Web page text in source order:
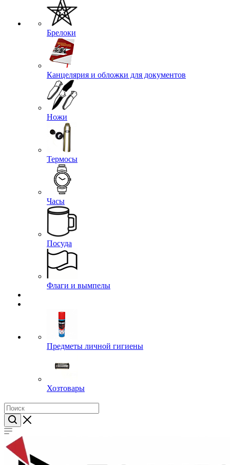
Брелоки
Канцелярия и обложки для документов
Ножи
Термосы
Часы
Посуда
Флаги и вымпелы
Предметы личной гигиены
Хозтовары